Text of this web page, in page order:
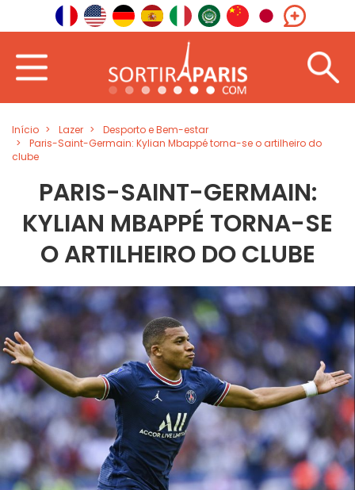
Início Lazer
Desporto e Bem-estar
Paris-Saint-Germain: Kylian Mbappé torna-se o artilheiro do
clube
PARIS-SAINT-GERMAIN:
KYLIAN MBAPPÉ TORNA-SE
O ARTILHEIRO DO CLUBE